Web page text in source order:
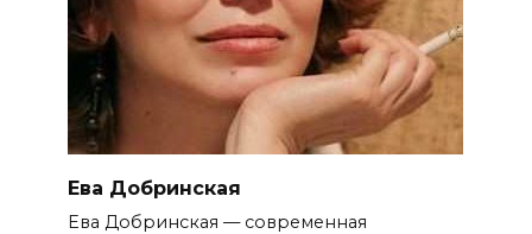
Ева Добринская
Ева Добринская — современная